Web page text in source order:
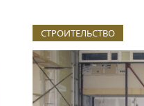
СТРОИТЕЛЬСТВО